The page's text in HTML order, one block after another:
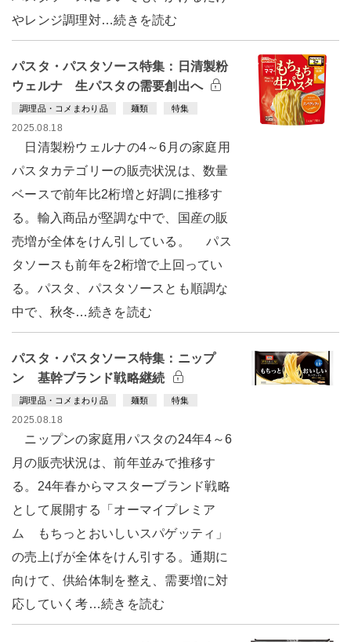
やレンジ調理対…続きを読む
パスタ・パスタソース特集：日清製粉
ウェルナ 生パスタの需要創出へ
調理品・コメまわり品 麺類 特集
2025.08.18
日清製粉ウェルナの4～6月の家庭用
パスタカテゴリーの販売状況は、数量
ベースで前年比2桁増と好調に推移す
る。輸入商品が堅調な中で、国産の販
売増が全体をけん引している。 パス
タソースも前年を2桁増で上回ってい
る。パスタ、パスタソースとも順調な
中で、秋冬…続きを読む
パスタ・パスタソース特集：ニップ
ン 基幹ブランド戦略継続
調理品・コメまわり品 麺類 特集
2025.08.18
ニップンの家庭用パスタの24年4～6
月の販売状況は、前年並みで推移す
る。24年春からマスターブランド戦略
として展開する「オーマイプレミア
ム もちっとおいしいスパゲッティ」
の売上げが全体をけん引する。通期に
向けて、供給体制を整え、需要増に対
応していく考…続きを読む